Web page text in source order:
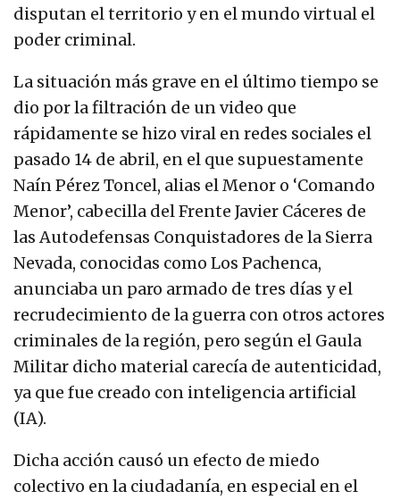
disputan el territorio y en el mundo virtual el
poder criminal.
La situación más grave en el último tiempo se
dio por la filtración de un video que
rápidamente se hizo viral en redes sociales el
pasado 14 de abril, en el que supuestamente
Naín Pérez Toncel, alias el Menor o ‘Comando
Menor’, cabecilla del Frente Javier Cáceres de
las Autodefensas Conquistadores de la Sierra
Nevada, conocidas como Los Pachenca,
anunciaba un paro armado de tres días y el
recrudecimiento de la guerra con otros actores
criminales de la región, pero según el Gaula
Militar dicho material carecía de autenticidad,
ya que fue creado con inteligencia artificial
(IA).
Dicha acción causó un efecto de miedo
colectivo en la ciudadanía, en especial en el